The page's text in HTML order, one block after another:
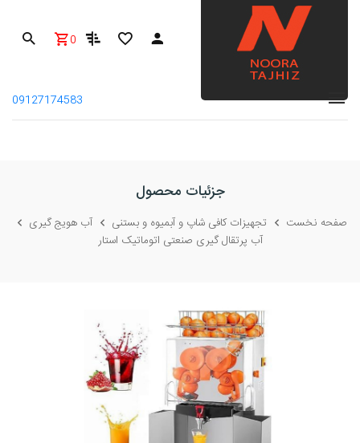
0
09127174583
جزئیات محصول
صفحه نخست تجهیزات کافی شاپ و آبمیوه و بستنی
آب هویج گیری
آب پرتقال گیری صنعتی اتوماتیک استار